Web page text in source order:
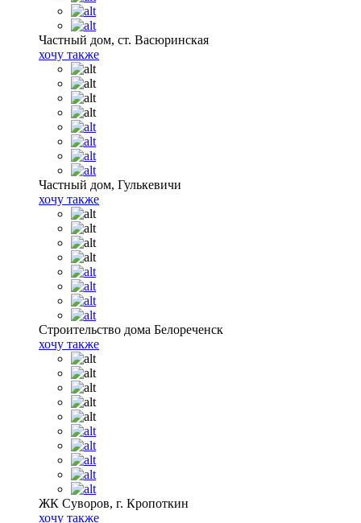
Частный дом, ст. Васюринская
хочу также
Частный дом, Гулькевичи
хочу также
Строительство дома Белореченск
хочу также
ЖК Суворов, г. Кропоткин
хочу также